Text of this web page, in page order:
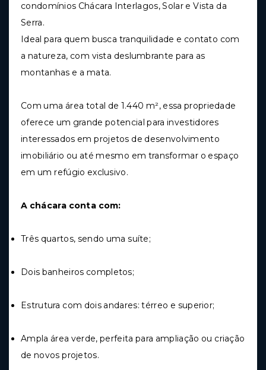
condomínios Chácara Interlagos, Solar e Vista da
Serra.
Ideal para quem busca tranquilidade e contato com
a natureza, com vista deslumbrante para as
montanhas e a mata.
Com uma área total de 1.440 m², essa propriedade
oferece um grande potencial para investidores
interessados em projetos de desenvolvimento
imobiliário ou até mesmo em transformar o espaço
em um refúgio exclusivo.
A chácara conta com:
Três quartos, sendo uma suíte;
Dois banheiros completos;
Estrutura com dois andares: térreo e superior;
Ampla área verde, perfeita para ampliação ou criação
de novos projetos.